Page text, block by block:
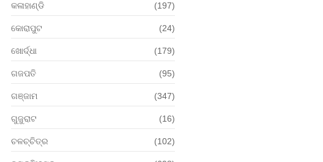
କଳାହାଣ୍ଡି (197)
କୋରାପୁଟ (24)
ଖୋର୍ଦ୍ଧା (179)
ଗଜପତି (95)
ଗଞ୍ଜାମ (347)
ଗୁଜୁରାଟ (16)
ଚଳଚ୍ଚିତ୍ର (102)